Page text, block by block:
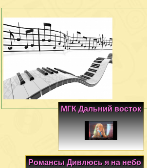
МГК Дальний восток
Романсы Дивлюсь я на небо